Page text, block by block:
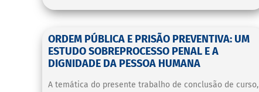
ORDEM PÚBLICA E PRISÃO PREVENTIVA: UM
ESTUDO SOBREPROCESSO PENAL E A
DIGNIDADE DA PESSOA HUMANA
A temática do presente trabalho de conclusão de curso,